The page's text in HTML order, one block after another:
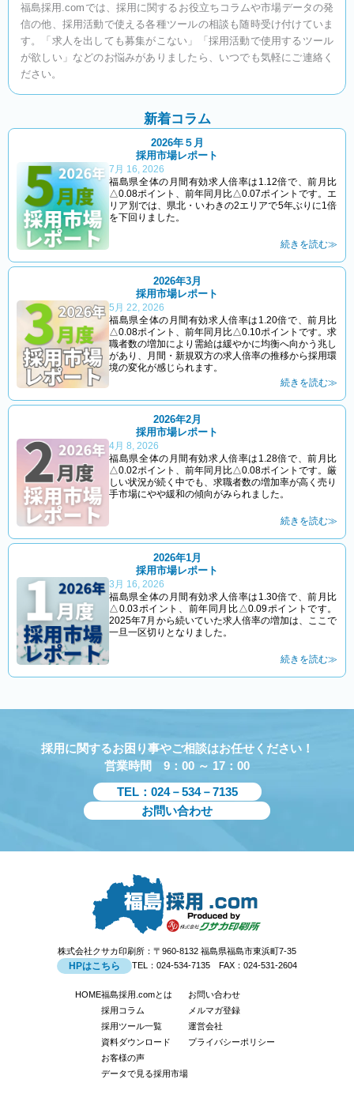
福島採用.comでは、採用に関するお役立ちコラムや市場データの発
信の他、採用活動で使える各種ツールの相談も随時受け付けていま
す。「求人を出しても募集がこない」「採用活動で使用するツール
が欲しい」などのお悩みがありましたら、いつでも気軽にご連絡く
ださい。
新着コラム​
2026年５月
採用市場レポート
7月 16, 2026
福島県全体の月間有効求人倍率は1.12倍で、前月比
△0.08ポイント、前年同月比△0.07ポイントです。エ
リア別では、県北・いわきの2エリアで5年ぶりに1倍
を下回りました。
続きを読む≫
2026年3月
採用市場レポート
5月 22, 2026
福島県全体の月間有効求人倍率は1.20倍で、前月比
△0.08ポイント、前年同月比△0.10ポイントです。求
職者数の増加により需給は緩やかに均衡へ向かう兆し
があり、月間・新規双方の求人倍率の推移から採用環
境の変化が感じられます。
続きを読む≫
2026年2月
採用市場レポート
4月 8, 2026
福島県全体の月間有効求人倍率は1.28倍で、前月比
△0.02ポイント、前年同月比△0.08ポイントです。厳
しい状況が続く中でも、求職者数の増加率が高く売り
手市場にやや緩和の傾向がみられました。
続きを読む≫
2026年1月
採用市場レポート
3月 16, 2026
福島県全体の月間有効求人倍率は1.30倍で、前月比
△0.03ポイント、前年同月比△0.09ポイントです。
2025年7月から続いていた求人倍率の増加は、ここで
一旦一区切りとなりました。
続きを読む≫
採用に関するお困り事やご相談はお任せください！
営業時間 9：00 ～ 17：00
TEL：024－534－7135
お問い合わせ
株式会社クサカ印刷所：〒960-8132 福島県福島市東浜町7-35
HPはこちら TEL：024-534-7135 FAX：024-531-2604
HOME福島採用.comとは
採用コラム
採用ツール一覧
資料ダウンロード
お客様の声
データで見る採用市場
お問い合わせ
メルマガ登録
運営会社
プライバシーポリシー